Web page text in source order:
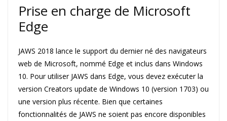
Prise en charge de Microsoft
Edge
JAWS 2018 lance le support du dernier né des navigateurs
web de Microsoft, nommé Edge et inclus dans Windows
10. Pour utiliser JAWS dans Edge, vous devez exécuter la
version Creators update de Windows 10 (version 1703) ou
une version plus récente. Bien que certaines
fonctionnalités de JAWS ne soient pas encore disponibles